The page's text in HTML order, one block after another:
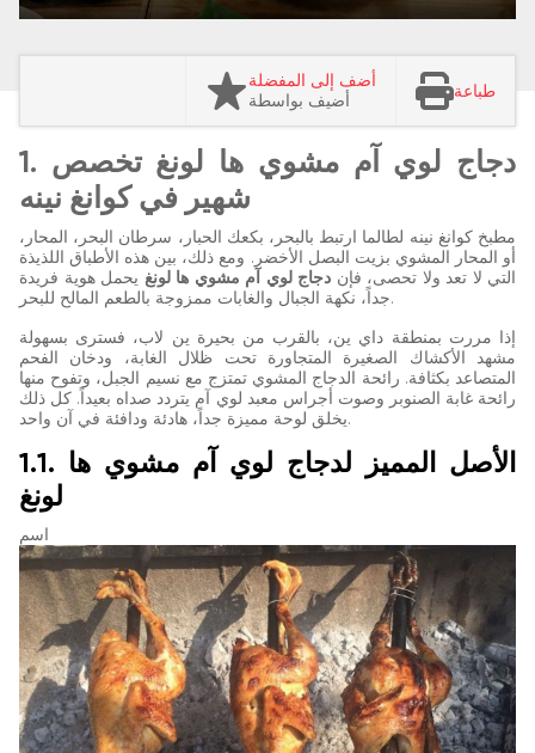
أضف إلى المفضلة
أضيف بواسطة
طباعة
1. دجاج لوي آم مشوي ها لونغتخصص
شهير في كوانغ نينه
مطبخ كوانغ نينه لطالما ارتبط بالبحر، بكعك الحبار، سرطان البحر، المحار،
أو المحار المشوي بزيت البصل الأخضر. ومع ذلك، بين هذه الأطباق اللذيذة
التي لا تعد ولا تحصى، فإن دجاج لوي آم مشوي ها لونغ يحمل هوية فريدة
جداً، نكهة الجبال والغابات ممزوجة بالطعم المالح للبحر.
إذا مررت بمنطقة داي ين، بالقرب من بحيرة ين لاب، فسترى بسهولة
مشهد الأكشاك الصغيرة المتجاورة تحت ظلال الغابة، ودخان الفحم
المتصاعد بكثافة. رائحة الدجاج المشوي تمتزج مع نسيم الجبل، وتفوح منها
رائحة غابة الصنوبر وصوت أجراس معبد لوي آم يتردد صداه بعيداً. كل ذلك
يخلق لوحة مميزة جداً، هادئة ودافئة في آن واحد.
1.1. الأصل المميز لدجاج لوي آم مشوي ها
لونغ
اسم